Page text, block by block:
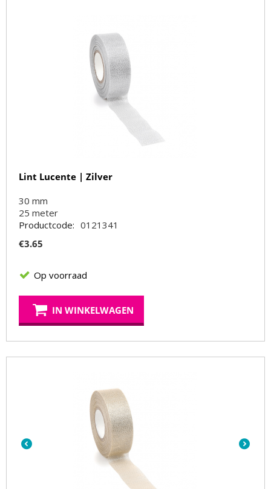
Lint Lucente | Zilver
30 mm
25 meter
Productcode: 0121341
€3.65
Op voorraad
IN WINKELWAGEN